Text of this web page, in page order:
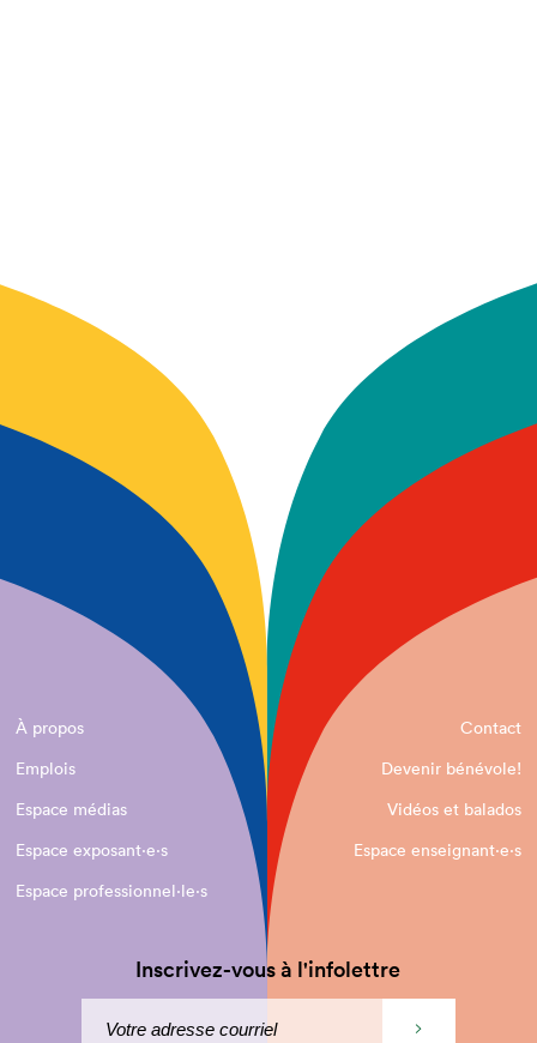
À propos
Contact
Emplois
Devenir bénévole!
Espace médias
Vidéos et balados
Espace exposant·e⋅s
Espace enseignant·e⋅s
Espace professionnel·le⋅s
Inscrivez-vous à l'infolettre